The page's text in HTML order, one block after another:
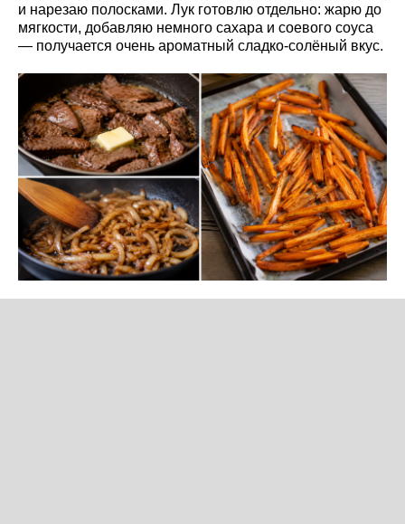
и нарезаю полосками. Лук готовлю отдельно: жарю до
мягкости, добавляю немного сахара и соевого соуса
— получается очень ароматный сладко-солёный вкус.